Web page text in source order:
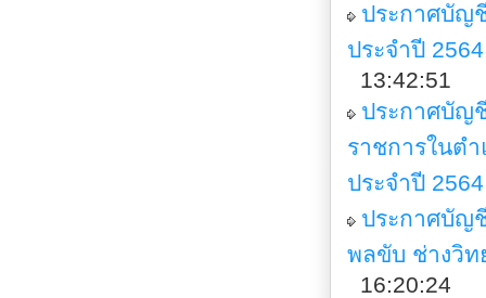
ประกาศบัญ
ประจำปี
13:42:51
ประกาศบัญ
ราชการในต
ประจำปี 2564
ประกาศบัญ
พลขับ ช่างวิ
16:20:24